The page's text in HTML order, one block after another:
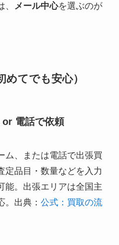
メール中心を選ぶのが
めてでも安心）
電話で依頼
ム、または電話で出張買
定品目・数量などを入力
能。出張エリアは全国主
。出典： 公式：買取の流